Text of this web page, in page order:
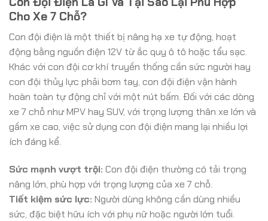
Cho Xe 7 Chỗ?
Con đội điện là một thiết bị nâng hạ xe tự động, hoạt
động bằng nguồn điện 12V từ ắc quy ô tô hoặc tẩu sạc.
Khác với con đội cơ khí truyền thống cần sức người hay
con đội thủy lực phải bơm tay, con đội điện vận hành
hoàn toàn tự động chỉ với một nút bấm. Đối với các dòng
xe 7 chỗ như MPV hay SUV, với trọng lượng thân xe lớn và
gầm xe cao, việc sử dụng con đội điện mang lại nhiều lợi
ích đáng kể.
Sức mạnh vượt trội: Con đội điện thường có tải trọng
nâng lớn, phù hợp với trọng lượng của xe 7 chỗ.
Tiết kiệm sức lực: Người dùng không cần dùng nhiều
sức, đặc biệt hữu ích với phụ nữ hoặc người lớn tuổi.